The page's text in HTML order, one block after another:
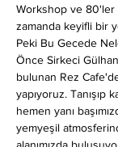
Workshop ve 80'ler
zamanda keyifli bir
Peki Bu Gecede
Önce Sirkeci
bulunan Rez
yapıyoruz. Tanışıp
hemen yanı
yemyeşil